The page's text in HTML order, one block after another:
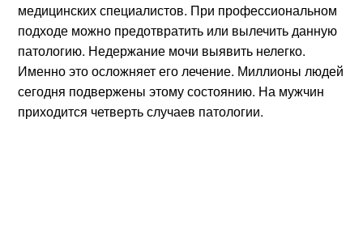
медицинских специалистов. При профессиональном
подходе можно предотвратить или вылечить данную
патологию. Недержание мочи выявить нелегко.
Именно это осложняет его лечение. Миллионы людей
сегодня подвержены этому состоянию. На мужчин
приходится четверть случаев патологии.